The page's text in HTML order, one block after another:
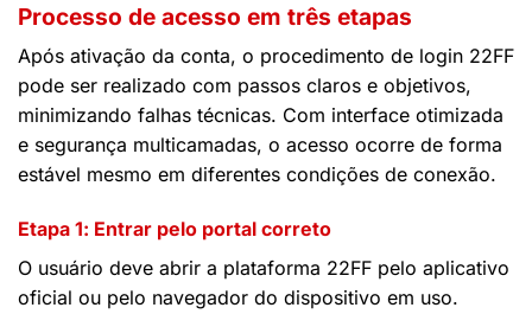
Processo de acesso em três etapas
Após ativação da conta, o procedimento de login 22FF
pode ser realizado com passos claros e objetivos,
minimizando falhas técnicas. Com interface otimizada
e segurança multicamadas, o acesso ocorre de forma
estável mesmo em diferentes condições de conexão.
Etapa 1: Entrar pelo portal correto
O usuário deve abrir a plataforma 22FF pelo aplicativo
oficial ou pelo navegador do dispositivo em uso.